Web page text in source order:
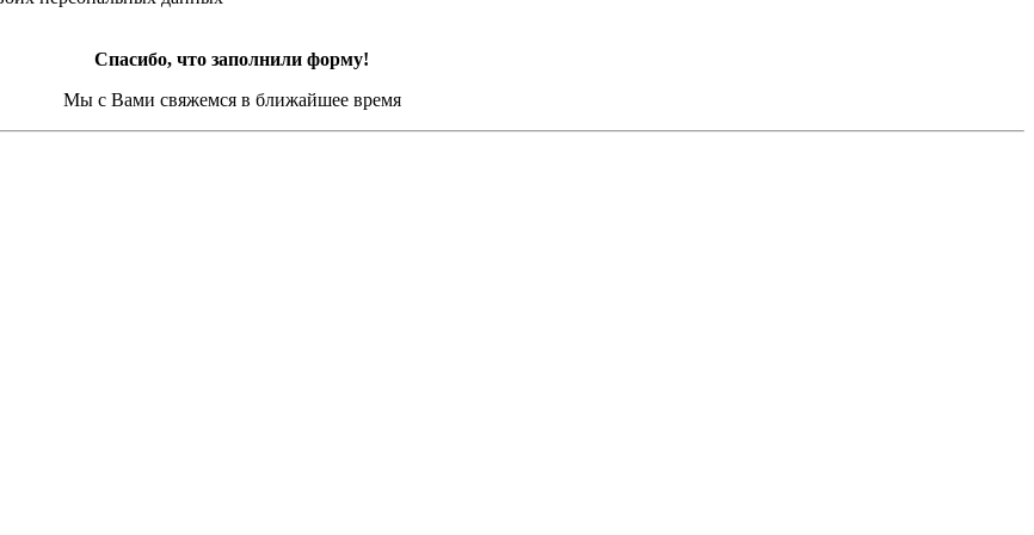
Спасибо, что заполнили форму!
Мы с Вами свяжемся в ближайшее время